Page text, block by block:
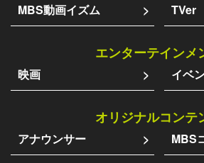
MBS動画イズム TVer
エンターテインメ
映画 イベ
オリジナルコンテ
アナウンサー MBS